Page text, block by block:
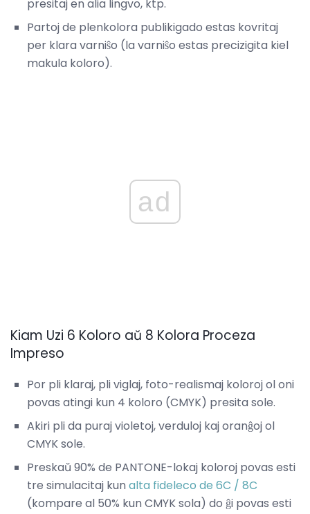
presitaj en alia lingvo, ktp.
Partoj de plenkolora publikigado estas kovritaj
per klara varniŝo (la varniŝo estas precizigita kiel
makula koloro).
ad
Kiam Uzi 6 Koloro aŭ 8 Kolora Proceza
Impreso
Por pli klaraj, pli viglaj, foto-realismaj koloroj ol oni
povas atingi kun 4 koloro (CMYK) presita sole.
Akiri pli da puraj violetoj, verduloj kaj oranĝoj ol
CMYK sole.
Preskaŭ 90% de PANTONE-lokaj koloroj povas esti
tre simulacitaj kun alta fideleco de 6C / 8C
(kompare al 50% kun CMYK sola) do ĝi povas esti